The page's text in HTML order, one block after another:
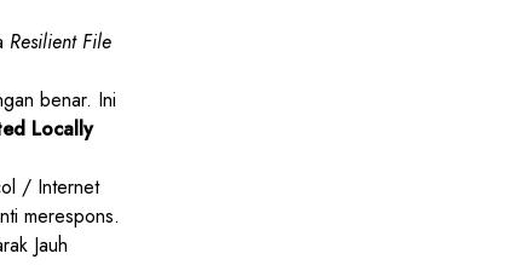
Resilient File
benar. Ini
Locally
/ Internet
merespons.
Jauh